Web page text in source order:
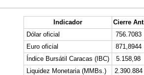
Indicador Cierre Ant
Dólar oficial
756.7083
Euro oficial
871,8944
Índice Bursátil Caracas (IBC)
5.158,98
Liquidez Monetaria (MMBs.)
2.390.884